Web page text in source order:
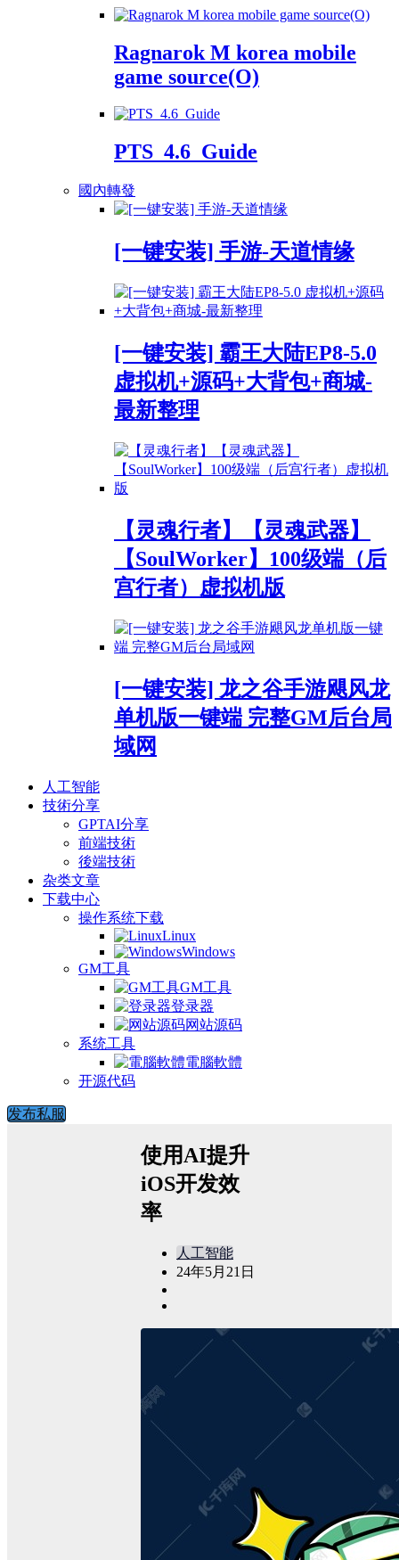
Ragnarok M korea mobile
game source(O)
PTS_4.6_Guide
國內轉發
[一键安装] 手游-天道情缘
[一键安装] 霸王大陆EP8-5.0
虚拟机+源码+大背包+商城-
最新整理
【灵魂行者】【灵魂武器】
【SoulWorker】100级端（后
宫行者）虚拟机版
[一键安装] 龙之谷手游飓风龙
单机版一键端 完整GM后台局
域网
人工智能
技術分享
GPTAI分享
前端技術
後端技術
杂类文章
下载中心
操作系统下载
Linux
Windows
GM工具
GM工具
登录器
网站源码
系统工具
電腦軟體
开源代码
发布私服
使用AI提升
iOS开发效
率
人工智能
24年5月21日